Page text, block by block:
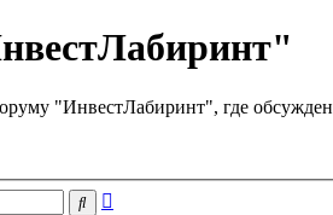
"ИнвестЛабиринт", где
Search